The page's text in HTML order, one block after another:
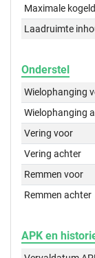
Maximale
Laadruimte
Onderstel
Wielophanging
Wielophanging
Vering voor
Vering achter
Remmen voor
Remmen achter
APK en